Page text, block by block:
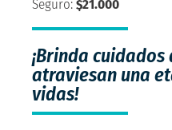
Seguro:$21.000
¡Brinda
atraviesan una
vidas!